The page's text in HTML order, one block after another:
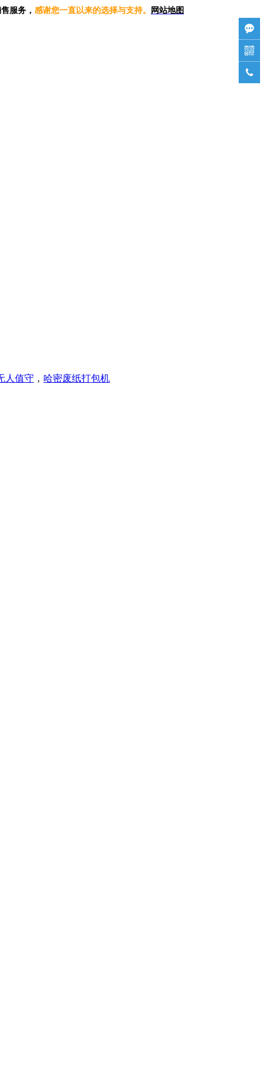
服务， 感谢您一直以来的选择与支持。 网站地图
人值守 ， 哈密废纸打包机


